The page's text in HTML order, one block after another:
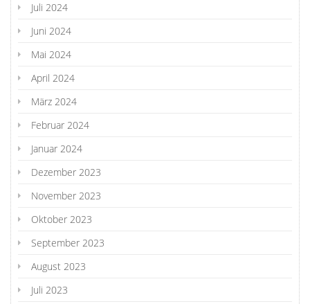
Juli 2024
Juni 2024
Mai 2024
April 2024
März 2024
Februar 2024
Januar 2024
Dezember 2023
November 2023
Oktober 2023
September 2023
August 2023
Juli 2023